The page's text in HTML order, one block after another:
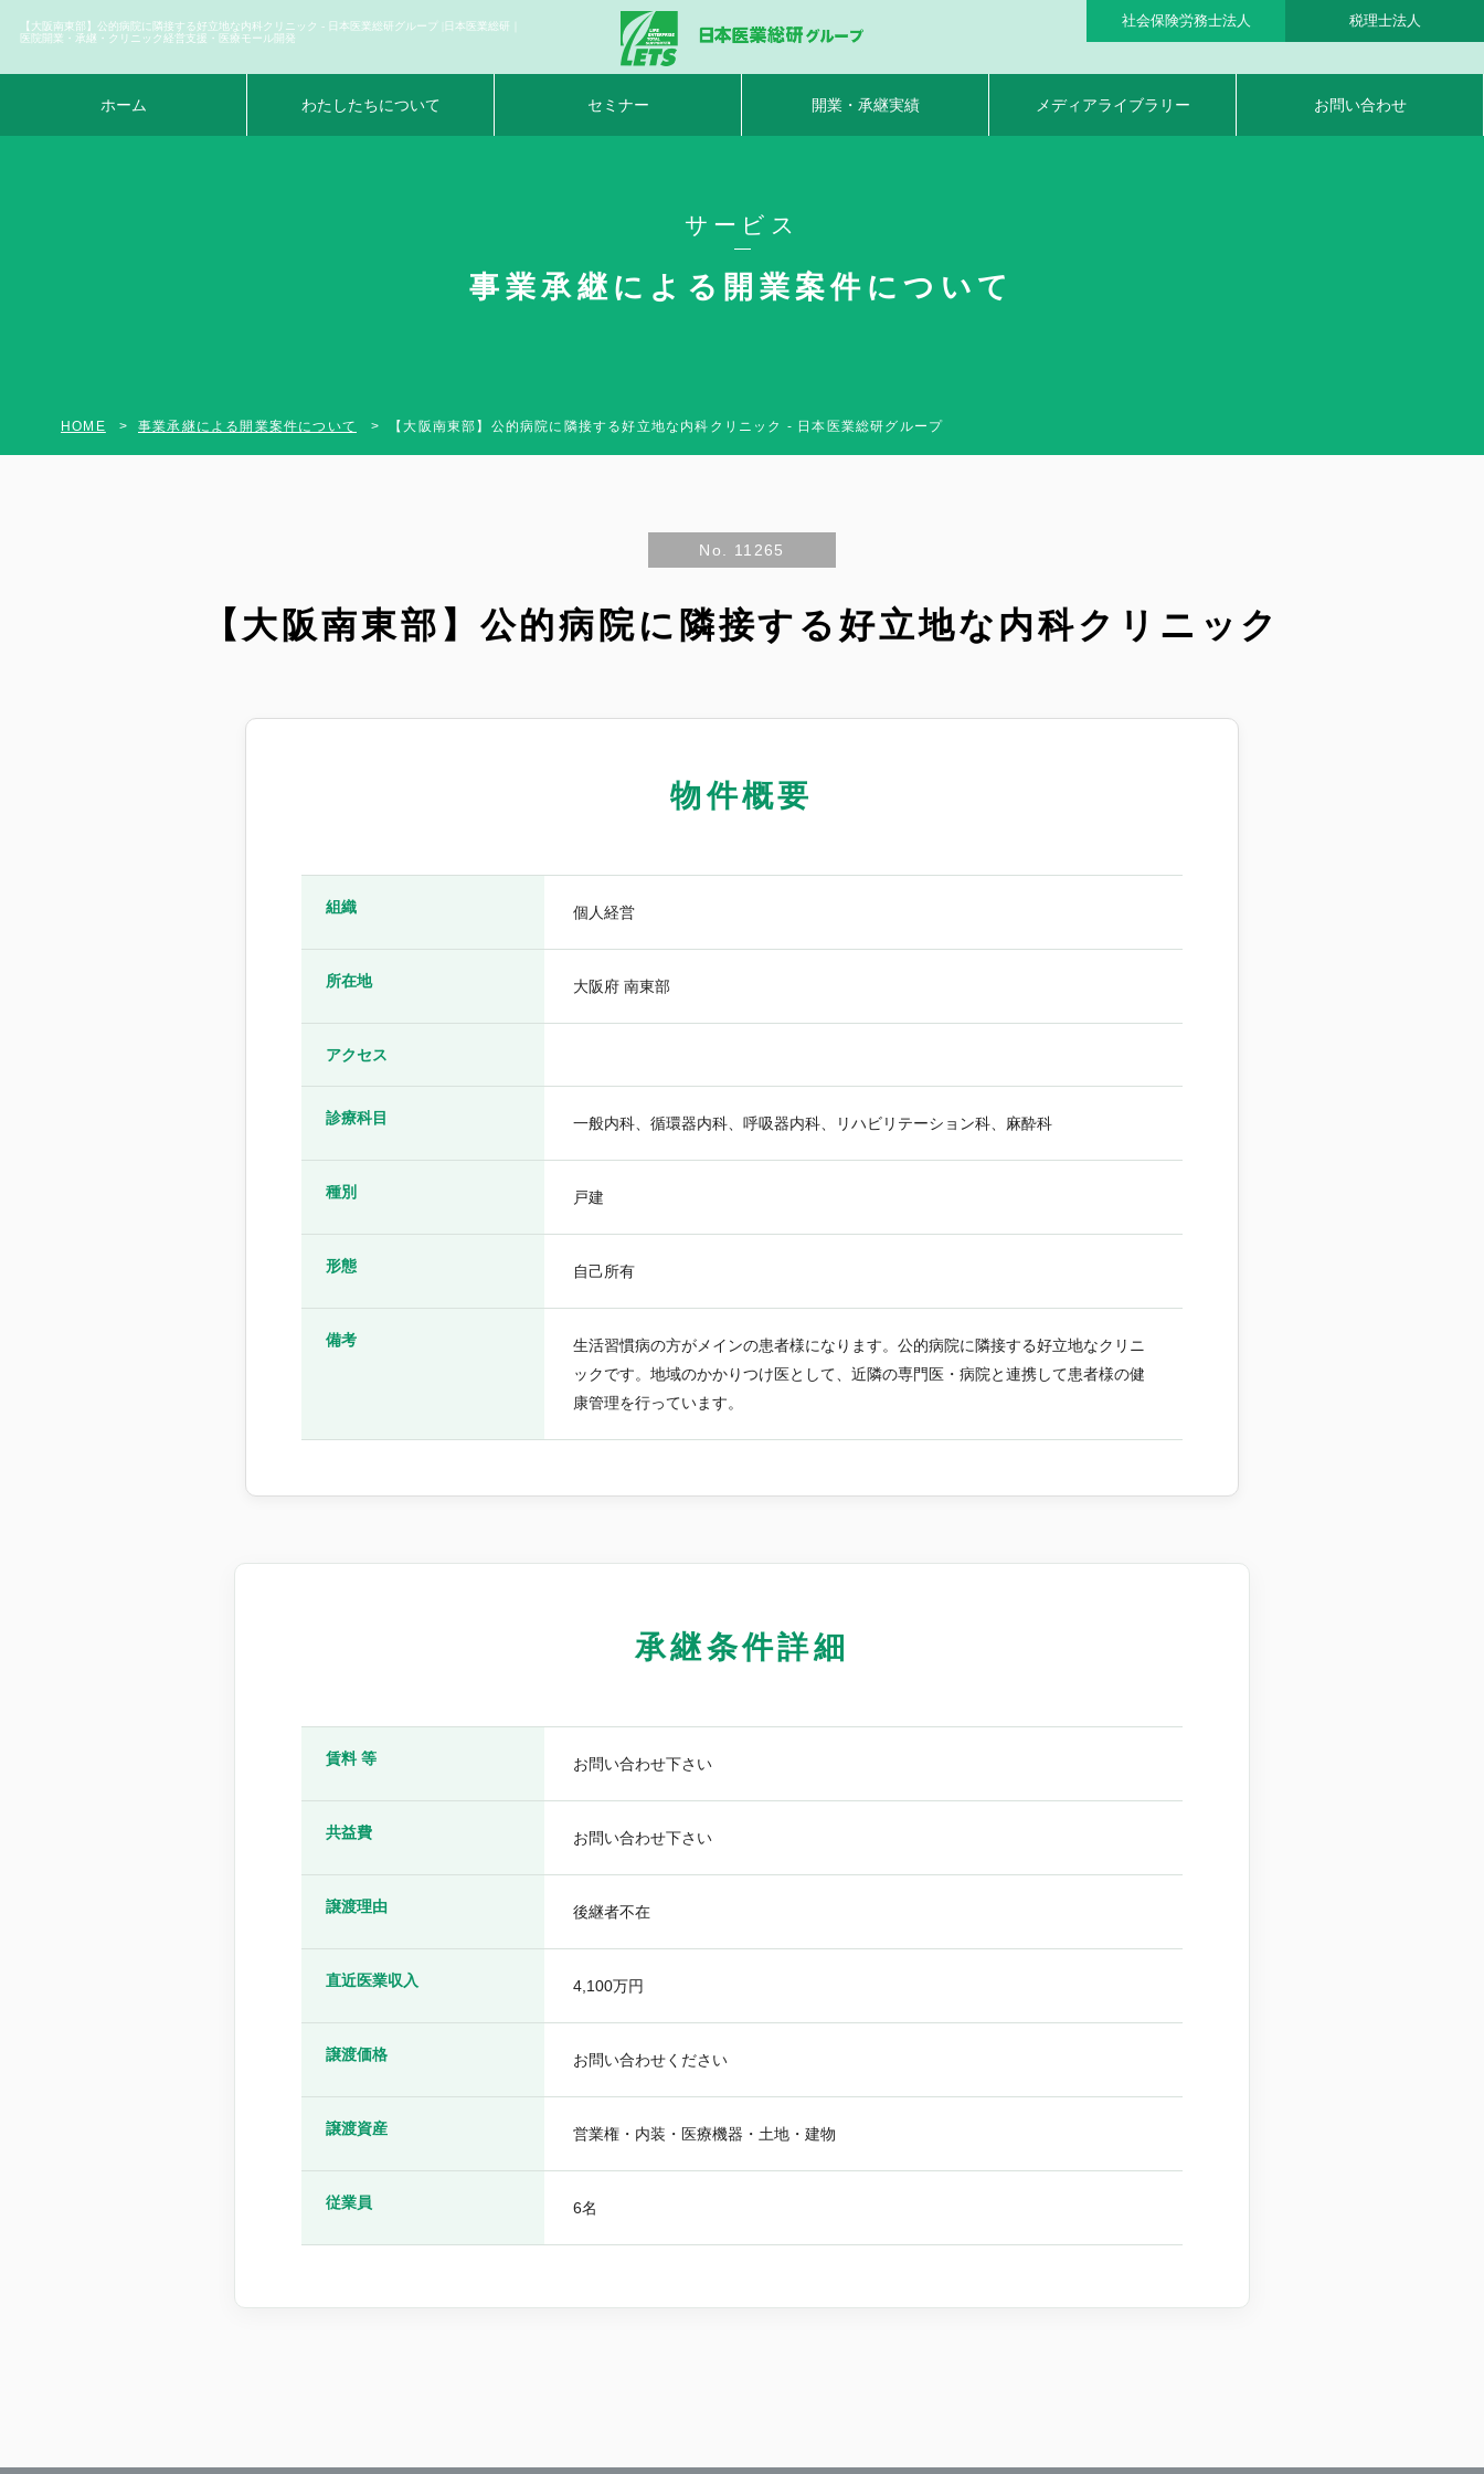
【大阪南東部】公的病院に隣接する好立地な内科クリニック - 日本医業総研グループ |日本医業総研｜
医院開業・承継・クリニック経営支援・医療モール開発
社会保険労務士法人 税理士法人
ホーム わたしたちについて セミナー 開業・承継実績 メディアライブラリー お問い合わせ
サービス
事業承継による開業案件について
HOME 事業承継による開業案件について 【大阪南東部】公的病院に隣接する好立地な内科クリニック - 日本医業総研グループ
No. 11265
【大阪南東部】公的病院に隣接する好立地な内科クリニック
物件概要
組織 個人経営
所在地 大阪府 南東部
アクセス
診療科目 一般内科、循環器内科、呼吸器内科、リハビリテーション科、麻酔科
種別 戸建
形態 自己所有
備考
生活習慣病の方がメインの患者様になります。公的病院に隣接する好立地なクリニ
ックです。地域のかかりつけ医として、近隣の専門医・病院と連携して患者様の健
康管理を行っています。
承継条件詳細
賃料 等 お問い合わせ下さい
共益費 お問い合わせ下さい
譲渡理由 後継者不在
直近医業収入 4,100万円
譲渡価格 お問い合わせください
譲渡資産 営業権・内装・医療機器・土地・建物
従業員 6名